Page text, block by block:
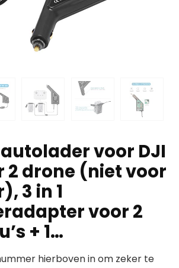
voor DJI
2 drone (niet voor
3 in 1
voor 2
+ 1…
hierboven in om zeker te